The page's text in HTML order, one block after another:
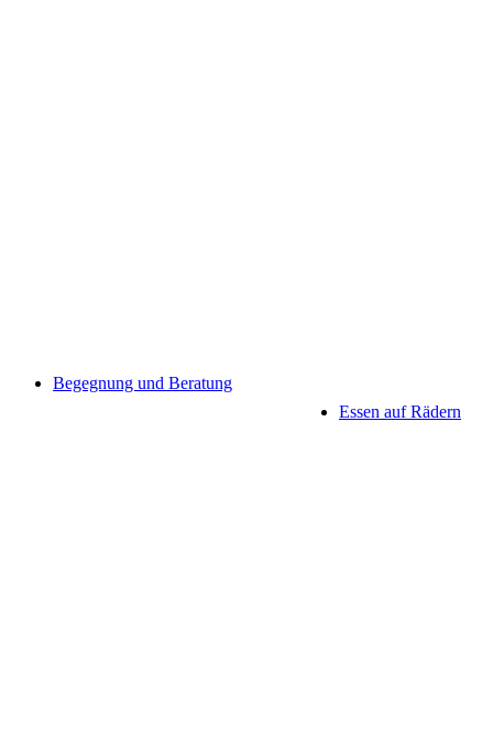
Begegnung und Beratung
Essen auf Rädern